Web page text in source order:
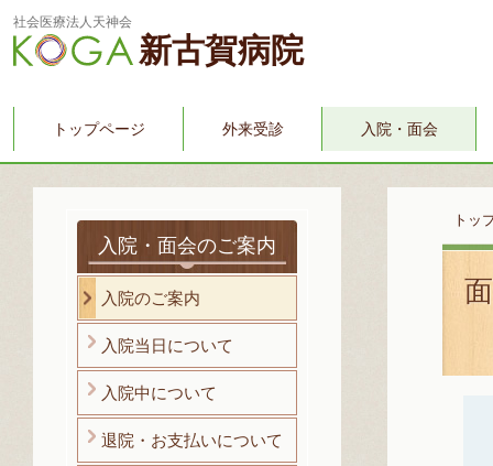
社会医療法人天神会
新古賀病院
トップページ 外来受診 入院・面会
入院・面会のご案内
入院のご案内
入院当日について
入院中について
退院・お支払いについて
トッ